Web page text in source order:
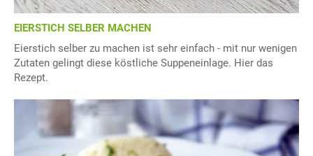
EIERSTICH SELBER MACHEN
Eierstich selber zu machen ist sehr einfach - mit nur wenigen
Zutaten gelingt diese köstliche Suppeneinlage. Hier das
Rezept.